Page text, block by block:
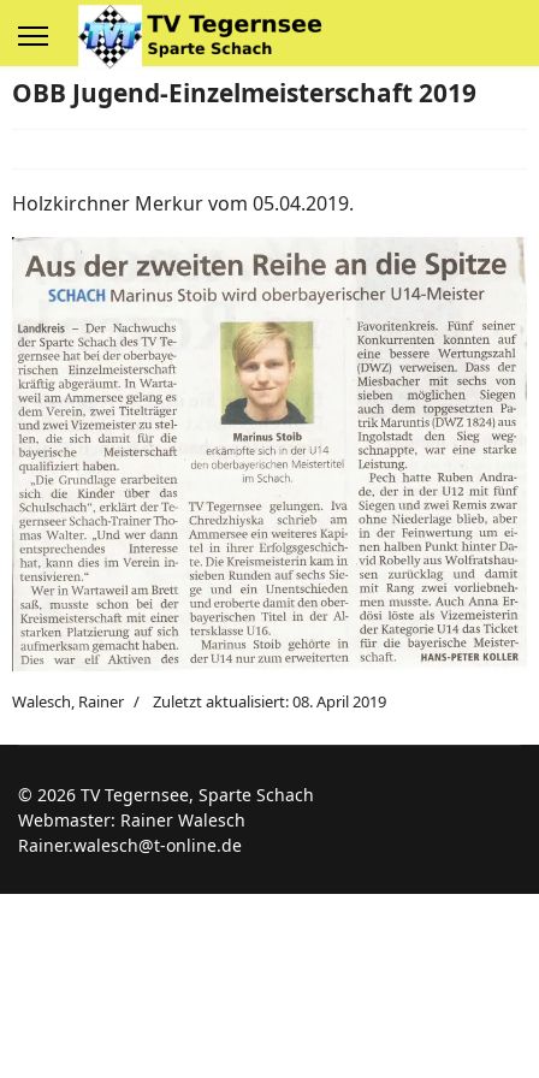
OBB Jugend-Einzelmeisterschaft 2019
Holzkirchner Merkur vom 05.04.2019.
Walesch, Rainer Zuletzt aktualisiert: 08. April 2019
© 2026 TV Tegernsee, Sparte Schach
Webmaster: Rainer Walesch
Rainer.walesch@t-online.de